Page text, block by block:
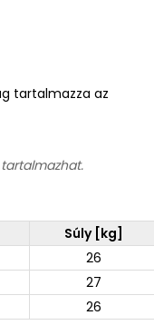
tartalmazza az
Súly [kg]
26
27
26